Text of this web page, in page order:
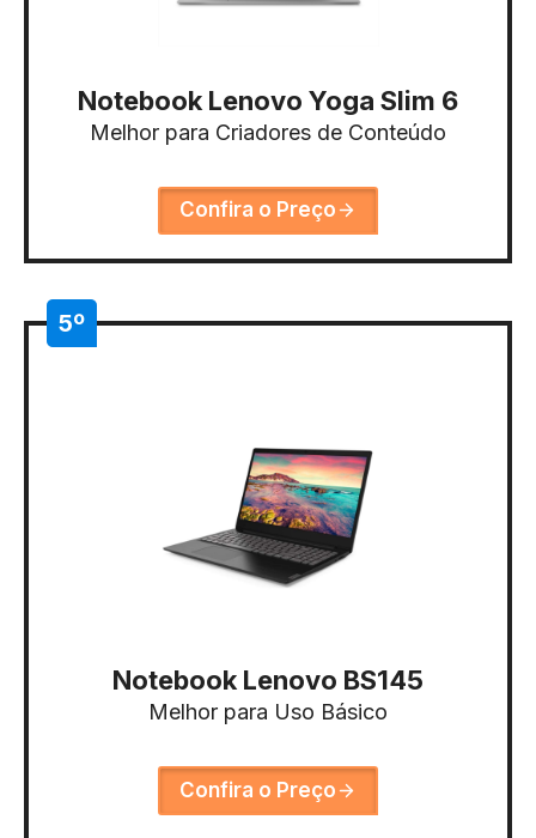
Notebook Lenovo Yoga Slim 6
Melhor para Criadores de Conteúdo
Confira o Preço
5º
Notebook Lenovo BS145
Melhor para Uso Básico
Confira o Preço